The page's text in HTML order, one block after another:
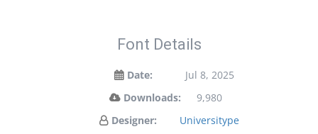
Font Details
Date:
Jul 8, 2025
Downloads:
9,980
Designer:
Universitype